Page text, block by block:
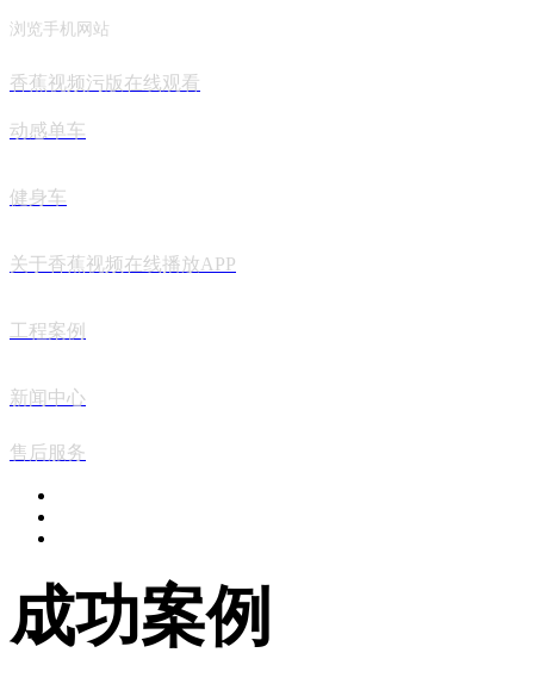
浏览手机网站
香蕉视频污版在线观看
动感单车
健身车
关于香蕉视频在线播放APP
工程案例
新闻中心
售后服务
成功案例